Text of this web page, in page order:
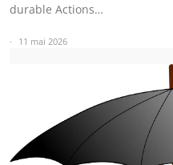
durable Actions…
11 mai 2026